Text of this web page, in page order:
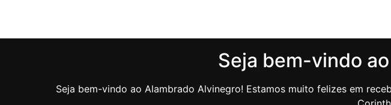
Seja bem-vindo
Seja bem-vindo ao Alambrado Alvinegro! Estamos muito felizes em